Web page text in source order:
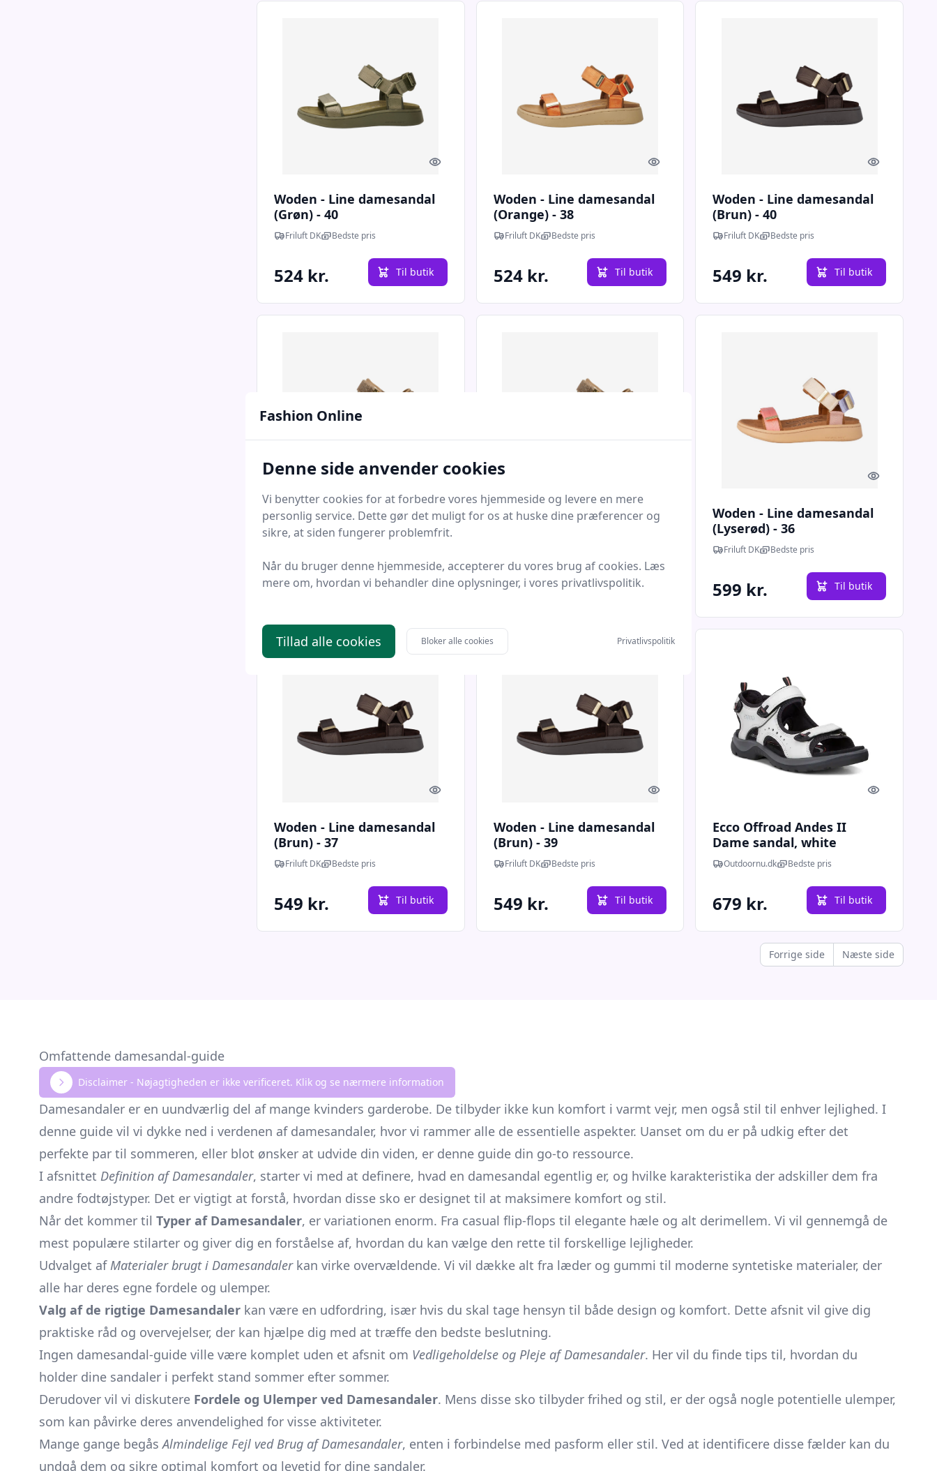
Quick look
Woden - Line damesandal
(Grøn) - 40
Friluft DK Bedste pris
524 kr. Til butik
Quick look
Woden - Line damesandal
(Orange) - 38
Friluft DK Bedste pris
524 kr. Til butik
Quick look
Woden - Line damesandal
(Brun) - 40
Friluft DK Bedste pris
549 kr. Til butik
Quick look
Woden - Line Glitter
damesandal (Brun) - 38
479 kr. Til butik
Woden - Line Glitter
damesandal (Brun) - 39
479 kr. Til butik
Quick look
Woden - Line damesandal
(Lyserød) - 36
Friluft DK Bedste pris
599 kr. Til butik
Quick look
Woden - Line damesandal
(Brun) - 37
Friluft DK Bedste pris
549 kr. Til butik
Quick look
Woden - Line damesandal
(Brun) - 39
Friluft DK Bedste pris
549 kr. Til butik
Quick look
Ecco Offroad Andes II
Dame sandal, white
yabuck-37 - Sandaler
Outdoornu.dk Bedste pris
679 kr. Til butik
Forrige side Næste side
Omfattende damesandal-guide
Disclaimer - Nøjagtigheden er ikke verificeret. Klik og se nærmere information
Damesandaler er en uundværlig del af mange kvinders garderobe. De tilbyder ikke kun komfort i varmt vejr, men også stil til enhver lejlighed. I
denne guide vil vi dykke ned i verdenen af damesandaler, hvor vi rammer alle de essentielle aspekter. Uanset om du er på udkig efter det
perfekte par til sommeren, eller blot ønsker at udvide din viden, er denne guide din go-to ressource.
I afsnittet Definition af Damesandaler, starter vi med at definere, hvad en damesandal egentlig er, og hvilke karakteristika der adskiller dem fra
andre fodtøjstyper. Det er vigtigt at forstå, hvordan disse sko er designet til at maksimere komfort og stil.
Når det kommer til Typer af Damesandaler, er variationen enorm. Fra casual flip-flops til elegante hæle og alt derimellem. Vi vil gennemgå de
mest populære stilarter og giver dig en forståelse af, hvordan du kan vælge den rette til forskellige lejligheder.
Udvalget afMaterialer brugt i Damesandalerkan virke overvældende. Vi vil dække alt fra læder og gummi til moderne syntetiske materialer, der
alle har deres egne fordele og ulemper.
Valg af de rigtige Damesandaler kan være en udfordring, især hvis du skal tage hensyn til både design og komfort. Dette afsnit vil give dig
praktiske råd og overvejelser, der kan hjælpe dig med at træffe den bedste beslutning.
Ingen damesandal-guide ville være komplet uden et afsnit om Vedligeholdelse og Pleje af Damesandaler. Her vil du finde tips til, hvordan du
holder dine sandaler i perfekt stand sommer efter sommer.
Derudover vil vi diskutere Fordele og Ulemper ved Damesandaler. Mens disse sko tilbyder frihed og stil, er der også nogle potentielle ulemper,
som kan påvirke deres anvendelighed for visse aktiviteter.
Mange gange begåsAlmindelige Fejl ved Brug af Damesandaler, enten i forbindelse med pasform eller stil. Ved at identificere disse fælder kan du
undgå dem og sikre optimal komfort og levetid for dine sandaler.
Fashion Online
Denne side anvender cookies
Vi benytter cookies for at forbedre vores hjemmeside og levere en mere
personlig service. Dette gør det muligt for os at huske dine præferencer og
sikre, at siden fungerer problemfrit.
Når du bruger denne hjemmeside, accepterer du vores brug af cookies. Læs
mere om, hvordan vi behandler dine oplysninger, i vores privatlivspolitik.
Tillad alle cookies Bloker alle cookies Privatlivspolitik